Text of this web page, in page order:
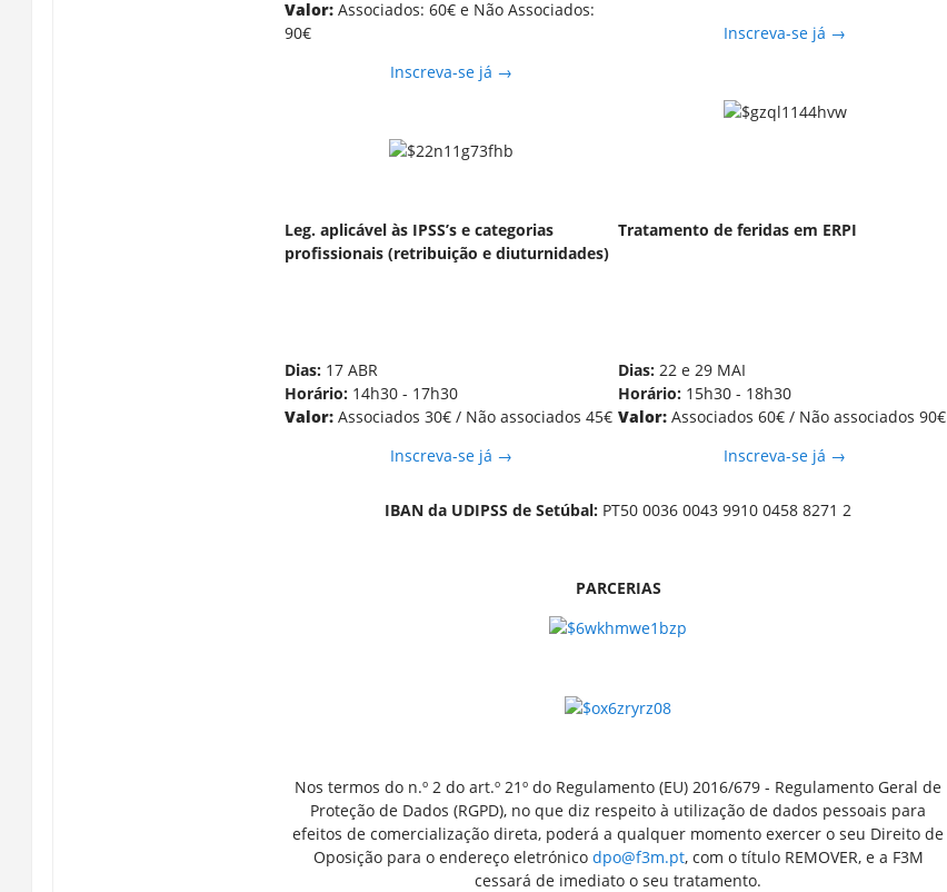
Valor: Associados: 60€ e Não Associados:
90€
Inscreva-se já →
Leg. aplicável às IPSS’s e categorias
profissionais (retribuição e diuturnidades)
Dias: 17 ABR
Horário: 14h30 - 17h30
Valor: Associados 30€ / Não associados 45€
Inscreva-se já →
Inscreva-se já →
Tratamento de feridas em ERPI
Dias: 22 e 29 MAI
Horário: 15h30 - 18h30
Valor: Associados 60€ / Não associados 90€
Inscreva-se já →
IBAN da UDIPSS de Setúbal: PT50 0036 0043 9910 0458 8271 2
PARCERIAS
Nos termos do n.º 2 do art.º 21º do Regulamento (EU) 2016/679 - Regulamento Geral de
Proteção de Dados (RGPD), no que diz respeito à utilização de dados pessoais para
efeitos de comercialização direta, poderá a qualquer momento exercer o seu Direito de
Oposição para o endereço eletrónico dpo@f3m.pt, com o título REMOVER, e a F3M
cessará de imediato o seu tratamento.